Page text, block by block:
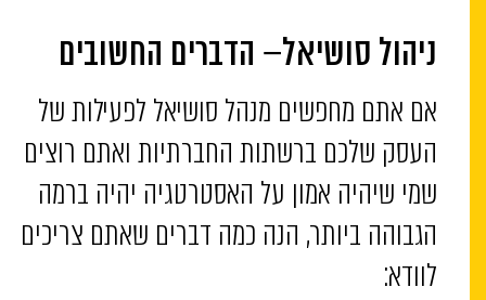
ניהול סושיאל– הדברים החשובים
אם אתם מחפשים מנהל סושיאל לפעילות של
העסק שלכם ברשתות החברתיות ואתם רוצים
שמי שיהיה אמון על האסטרטגיה יהיה ברמה
הגבוהה ביותר, הנה כמה דברים שאתם צריכים
לוודא: